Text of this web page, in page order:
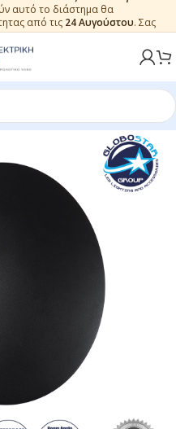
αυτό το διάστημα θα
από τις 24 Αυγούστου. Σας